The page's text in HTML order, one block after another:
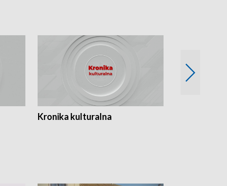
Kronika kulturalna